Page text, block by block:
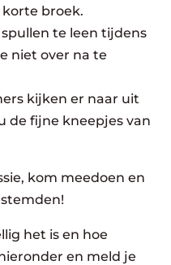
broek.
te leen tijdens
niet over na te
kijken er naar uit
de fijne kneepjes van
kom meedoen en
het is en hoe
en meld je